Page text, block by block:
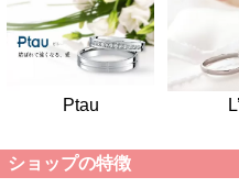
Ptau
ショップの特徴